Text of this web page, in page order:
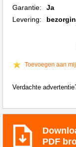
Garantie:
Ja
Levering:
Toevoegen aan
Verdachte
PDF